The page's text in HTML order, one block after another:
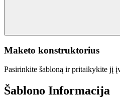
Maketo konstruktorius
Pasirinkite šabloną ir pritaikykite jį
Šablono Informacija